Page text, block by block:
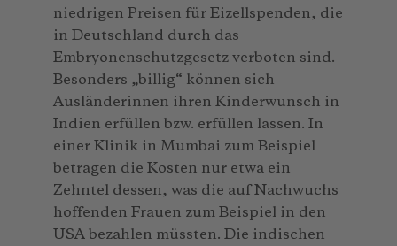
niedrigen Preisen für Eizellspenden, die
in Deutschland durch das
Embryonenschutzgesetz verboten sind.
Besonders „billig“ können sich
Ausländerinnen ihren Kinderwunsch in
Indien erfüllen bzw. erfüllen lassen. In
einer Klinik in Mumbai zum Beispiel
betragen die Kosten nur etwa ein
Zehntel dessen, was die auf Nachwuchs
hoffenden Frauen zum Beispiel in den
USA bezahlen müssten. Die indischen